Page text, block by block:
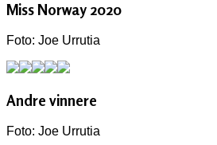
Miss Norway 2020
Foto: Joe Urrutia
Andre vinnere
Foto: Joe Urrutia